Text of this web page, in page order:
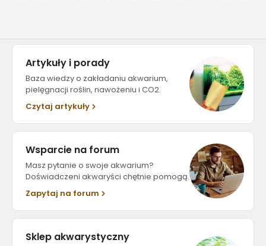
Artykuły i porady
Baza wiedzy o zakładaniu akwarium,
pielęgnacji roślin, nawożeniu i CO2.
Czytaj artykuły
Wsparcie na forum
Masz pytanie o swoje akwarium?
Doświadczeni akwaryści chętnie pomogą.
Zapytaj na forum
Sklep akwarystyczny